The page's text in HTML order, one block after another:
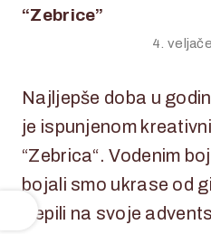
“Zebrice”
4.
Najljepše doba u
je ispunjenom
“Zebrica“. Vodenim
bojali smo ukrase od
lijepili na svoje